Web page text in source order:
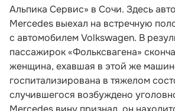
Альпика Сервис» в Сочи. Здесь
Mercedes выехал на встречную
с автомобилем Volkswagen. В
пассажирок «Фольксвагена»
женщина, ехавшая в этой же
госпитализирована в тяжелом
случившегося возбуждено